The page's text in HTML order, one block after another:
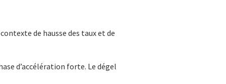
de hausse des taux et de
d’accélération forte. Le dégel